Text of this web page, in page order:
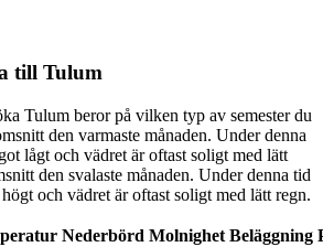
till Tulum
Tulum beror på vilken typ av semester du
den varmaste månaden. Under denna
lågt och vädret är oftast soligt med lätt
den svalaste månaden. Under denna tid
och vädret är oftast soligt med lätt regn.
Nederbörd Molnighet Beläggning